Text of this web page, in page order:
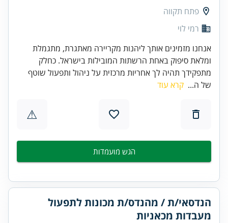
פתח תקווה
רמי לוי
אנחנו מזמינים אותך ליהנות מקריירה מאתגרת, מתגמלת
ומלאת סיפוק באחת הרשתות המובילות בישראל. כחלק
מתפקידך תהיה לך אחריות מרכזית על ניהול ותפעול שוטף
של ה... קרא עוד
⚠
הגש מועמדות
הנדסאי/ת / מהנדס/ת מכונות לתפעול
מעבדות מכאניות